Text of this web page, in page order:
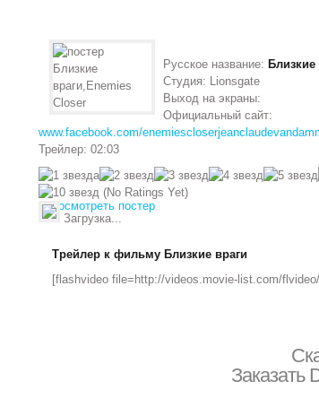
Русское название: Близкие
Студия: Lionsgate
Выход на экраны:
Официальный сайт:
www.facebook.com/
Трейлер: 02:03
(No Ratings Yet)
Загрузка...
посмотреть постер
Трейлер к фильму Близкие враги
[flashvideo file=http://videos.movie-list.com/
Заказать